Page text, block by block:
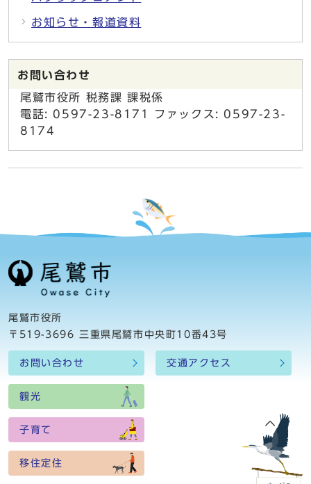
お知らせ・報道資料
お問い合わせ
尾鷲市役所 税務課 課税係
電話: 0597-23-8171 ファックス: 0597-23-
8174
尾鷲市役所
〒519-3696 三重県尾鷲市中央町10番43号
お問い合わせ 交通アクセス
観光
子育て
移住定住